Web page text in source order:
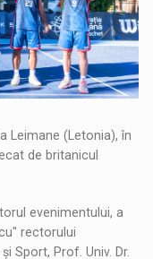
Leimane (Letonia), în
de britanicul
evenimentului, a
rectorului
Sport, Prof. Univ. Dr.